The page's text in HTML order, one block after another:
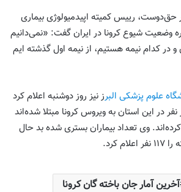
حق‌دوست، رییس کمیته اپیدمیولوژی بیماری
وضعیت شیوع کرونا در ایران گفت: «نمی‌دانیم
در کدام نیمه هستیم، از نیمه اول گذشته ایم
علوم پزشکی البرز نیز روز دوشنبه اعلام کرد
حدود ۱۵ هزار نفر در این استان به ویروس کرونا مبتلا شده‌اند
کرده‌اند. وی تعداد بیماران بستری شده بد حال
آخرین آمار جان باخته گان کرونا